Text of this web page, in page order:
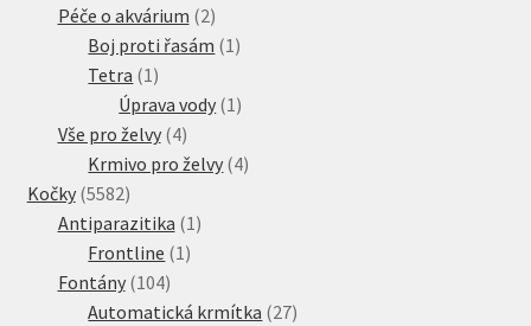
produktů
Péče o akvárium 22
produkty
Boj proti řasám 1 1
Tetra 1 1
produkt
Úprava vody 1 1
Vše pro želvy 44
produkty
Krmivo pro želvy 44
Kočky 55825582
produktů
Antiparazitika 1 1
Frontline 1 1
Fontány 104104
produktů
Automatická krmítka 2727